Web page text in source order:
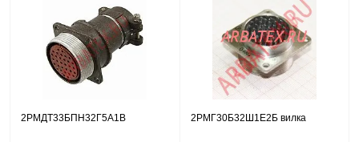
2РМДТ33БПН32Г5А1В 2РМГ30Б32Ш1Е2Б вилка